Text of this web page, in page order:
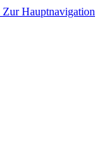
Zur Hauptnavigation